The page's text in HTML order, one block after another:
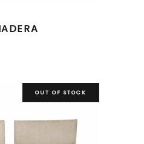
OUT OF STOCK